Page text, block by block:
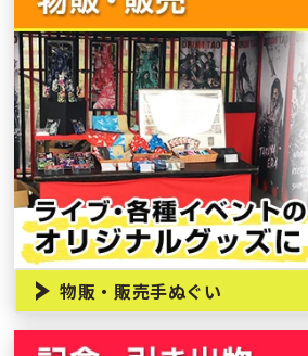
物販・販売手ぬぐい
今では限定グッズなどでフルカラー手